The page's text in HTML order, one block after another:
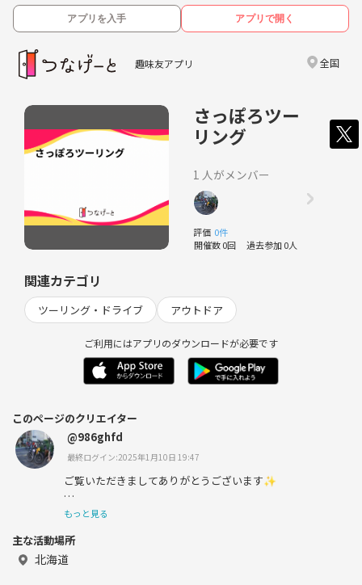
アプリを入手 アプリで開く
趣味友アプリ 全国
さっぽろツー
リング
1 人がメンバー
評価 0件
開催数 0回 過去参加 0人
関連カテゴリ
ツーリング・ドライブ アウトドア
ご利用にはアプリのダウンロードが必要です
このページのクリエイター
@986ghfd
最終ログイン:2025年1月10日 19:47
ご覧いただきましてありがとうございます✨
全国のコミュニティの運営を行なっております！！
もっと見る
主な活動場所
北海道